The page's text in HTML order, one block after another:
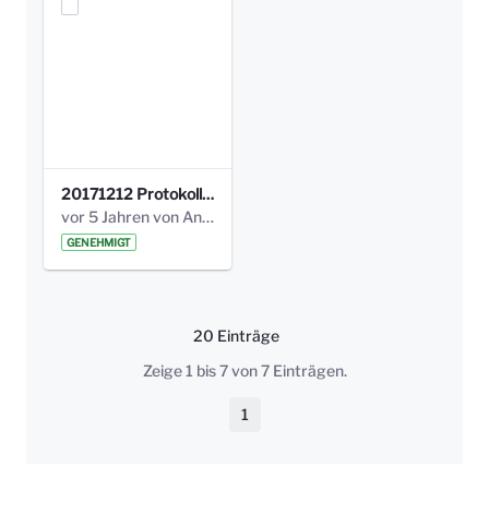
20171212 Protokoll-Klettergerüst-3b-neu-.pdf
vor 5 Jahren von Anni Schlumberger
GENEHMIGT
20 Einträge
Pro Seite
Zeige 1 bis 7 von 7 Einträgen.
Seite
1